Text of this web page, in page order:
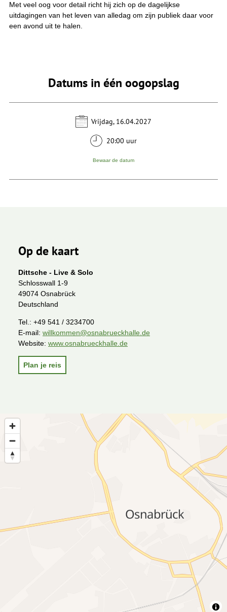
Met veel oog voor detail richt hij zich op de dagelijkse
uitdagingen van het leven van alledag om zijn publiek daar voor
een avond uit te halen.
Datums in één oogopslag
Vrijdag, 16.04.2027
20:00 uur
Bewaar de datum
Op de kaart
Dittsche - Live & Solo
Schlosswall 1-9
49074 Osnabrück
Deutschland
Tel.: +49 541 / 3234700
E-mail: willkommen@osnabrueckhalle.de
Website: www.osnabrueckhalle.de
Plan je reis